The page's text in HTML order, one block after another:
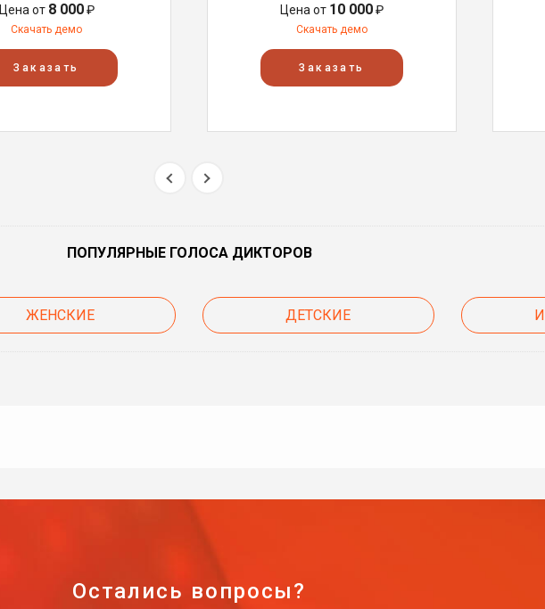
Цена от 8 000₽
Скачать демо
Заказать
Цена от 10 000₽
Скачать демо
Заказать
ПОПУЛЯРНЫЕ ГОЛОСА ДИКТОРОВ
ЖЕНСКИЕ ДЕТСКИЕ
Остались вопросы?